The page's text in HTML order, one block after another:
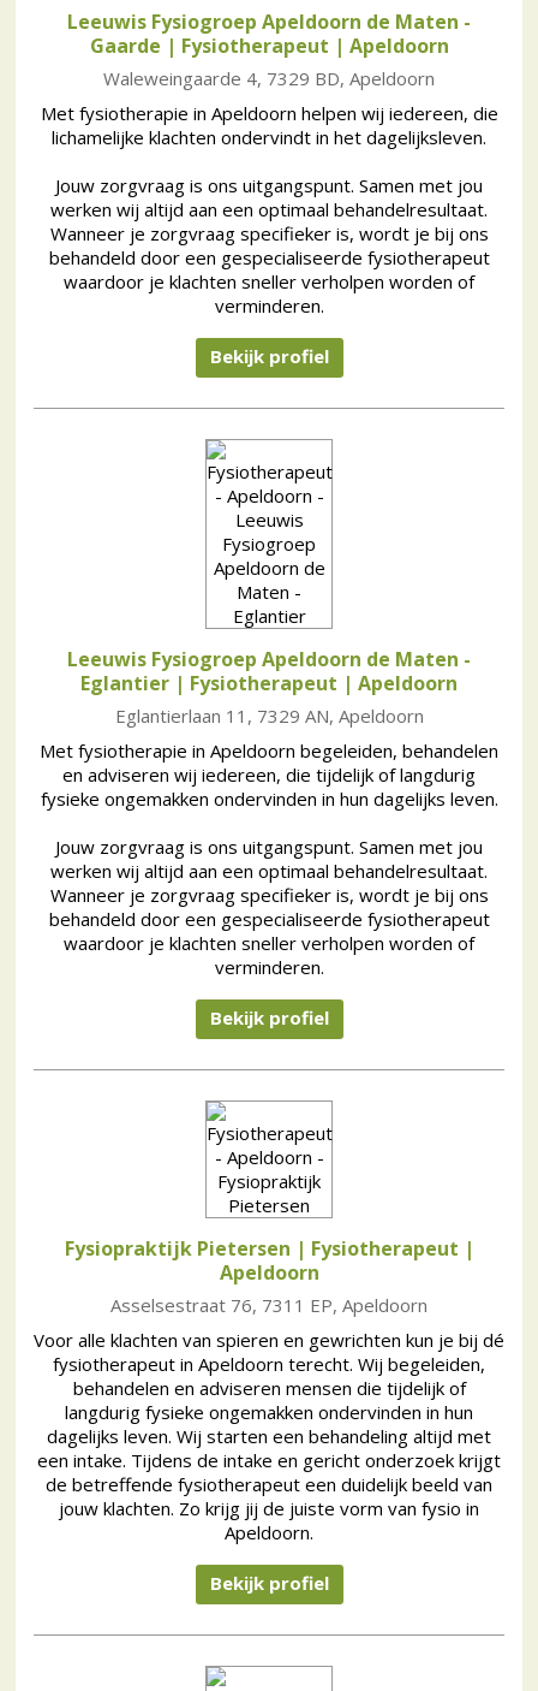
Leeuwis Fysiogroep Apeldoorn de Maten -
Gaarde | Fysiotherapeut | Apeldoorn
Waleweingaarde 4, 7329 BD, Apeldoorn
Met fysiotherapie in Apeldoorn helpen wij iedereen, die
lichamelijke klachten ondervindt in het dagelijksleven.
Jouw zorgvraag is ons uitgangspunt. Samen met jou
werken wij altijd aan een optimaal behandelresultaat.
Wanneer je zorgvraag specifieker is, wordt je bij ons
behandeld door een gespecialiseerde fysiotherapeut
waardoor je klachten sneller verholpen worden of
verminderen.
Bekijk profiel
Leeuwis Fysiogroep Apeldoorn de Maten -
Eglantier | Fysiotherapeut | Apeldoorn
Eglantierlaan 11, 7329 AN, Apeldoorn
Met fysiotherapie in Apeldoorn begeleiden, behandelen
en adviseren wij iedereen, die tijdelijk of langdurig
fysieke ongemakken ondervinden in hun dagelijks leven.
Jouw zorgvraag is ons uitgangspunt. Samen met jou
werken wij altijd aan een optimaal behandelresultaat.
Wanneer je zorgvraag specifieker is, wordt je bij ons
behandeld door een gespecialiseerde fysiotherapeut
waardoor je klachten sneller verholpen worden of
verminderen.
Bekijk profiel
Fysiopraktijk Pietersen | Fysiotherapeut |
Apeldoorn
Asselsestraat 76, 7311 EP, Apeldoorn
Voor alle klachten van spieren en gewrichten kun je bij dé
fysiotherapeut in Apeldoorn terecht. Wij begeleiden,
behandelen en adviseren mensen die tijdelijk of
langdurig fysieke ongemakken ondervinden in hun
dagelijks leven. Wij starten een behandeling altijd met
een intake. Tijdens de intake en gericht onderzoek krijgt
de betreffende fysiotherapeut een duidelijk beeld van
jouw klachten. Zo krijg jij de juiste vorm van fysio in
Apeldoorn.
Bekijk profiel